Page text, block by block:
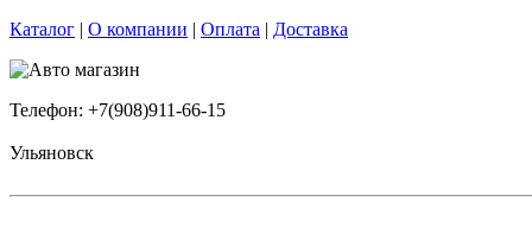
Каталог | О компании | Оплата | Доставка
Телефон: +7(908)911-66-15
Ульяновск